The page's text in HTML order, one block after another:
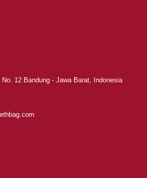
12 Bandung - Jawa Barat, Indonesia